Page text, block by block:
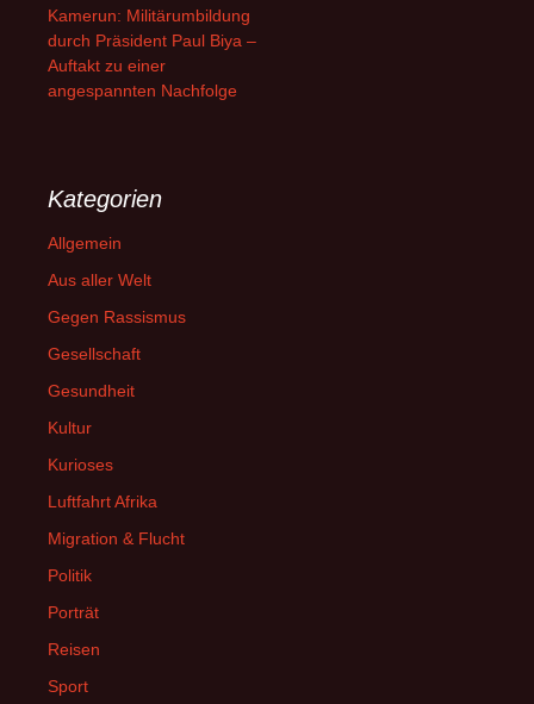
Kamerun: Militärumbildung
durch Präsident Paul Biya –
Auftakt zu einer
angespannten Nachfolge
Kategorien
Allgemein
Aus aller Welt
Gegen Rassismus
Gesellschaft
Gesundheit
Kultur
Kurioses
Luftfahrt Afrika
Migration & Flucht
Politik
Porträt
Reisen
Sport